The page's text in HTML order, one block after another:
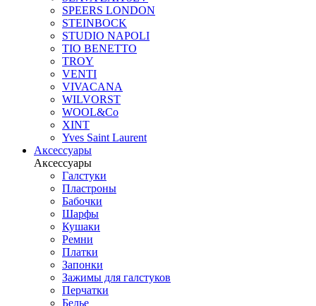
SPEERS LONDON
STEINBOCK
STUDIO NAPOLI
TIO BENETTO
TROY
VENTI
VIVACANA
WILVORST
WOOL&Co
XINT
Yves Saint Laurent
Аксессуары
Аксессуары
Галстуки
Пластроны
Бабочки
Шарфы
Кушаки
Ремни
Платки
Запонки
Зажимы для галстуков
Перчатки
Белье